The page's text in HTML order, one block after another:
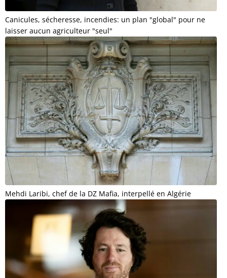
Canicules, sécheresse, incendies: un plan "global" pour ne
laisser aucun agriculteur "seul"
Mehdi Laribi, chef de la DZ Mafia, interpellé en Algérie